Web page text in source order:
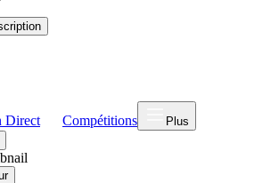
Direct Compétitions Plus